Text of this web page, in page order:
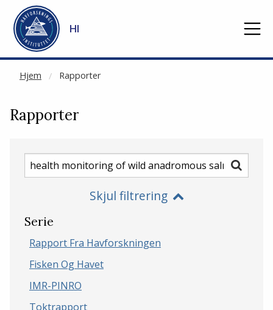
Gå til hovedinnhold
HI
Hjem Rapporter
NOT CACHED
Rapporter
Søk
etter
Søk
Skjul filtrering
Serie
Rapport Fra Havforskningen
Fisken Og Havet
IMR-PINRO
Toktrapport